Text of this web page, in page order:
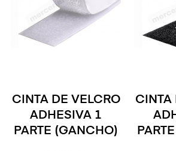
CINTA DE VELCRO
ADHESIVA 1
PARTE (GANCHO)
CINTA